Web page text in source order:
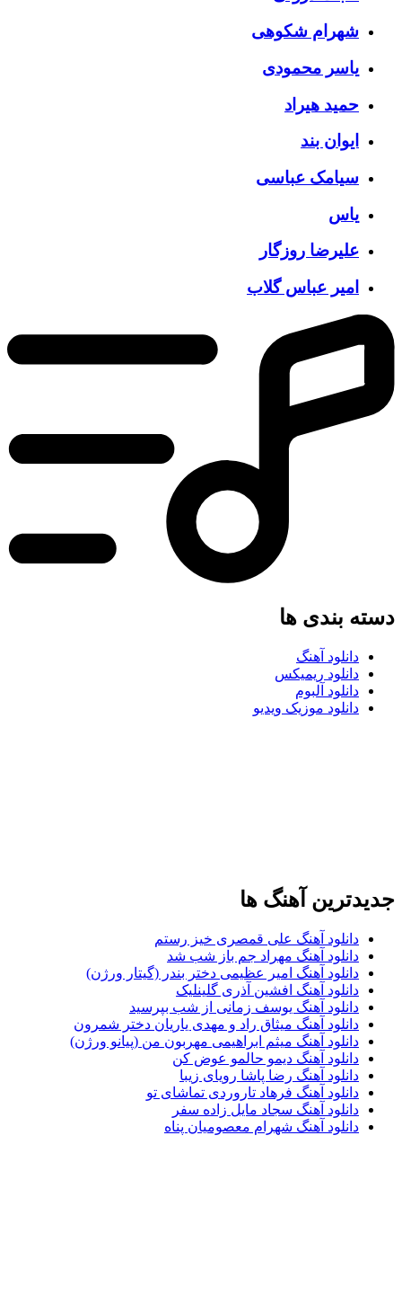
شهرام شکوهی
یاسر محمودی
حمید هیراد
ایوان بند
سیامک عباسی
یاس
علیرضا روزگار
امیر عباس گلاب
دسته بندی ها
دانلود آهنگ
دانلود ریمیکس
دانلود آلبوم
دانلود موزیک ویدیو
جدیدترین آهنگ ها
دانلود آهنگ علی قمصری خیز رستم
دانلود آهنگ مهراد جم باز شب شد
دانلود آهنگ امیر عظیمی دختر بندر (گیتار ورژن)
دانلود آهنگ افشین آذری گلینلیک
دانلود آهنگ یوسف زمانی از شب بپرسید
دانلود آهنگ میثاق راد و مهدی یاریان دختر شمرون
دانلود آهنگ میثم ابراهیمی مهربون من (پیانو ورژن)
دانلود آهنگ دیمو حالمو عوض کن
دانلود آهنگ رضا پاشا رویای زیبا
دانلود آهنگ فرهاد تاروردی تماشای تو
دانلود آهنگ سجاد مایل زاده سفر
دانلود آهنگ شهرام معصومیان پناه